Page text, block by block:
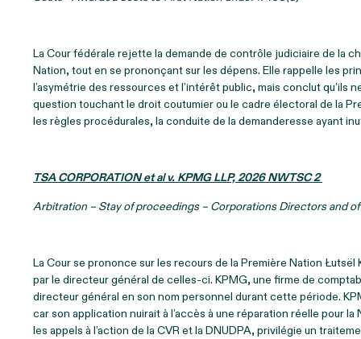
La Cour fédérale rejette la demande de contrôle judiciaire de la
Nation, tout en se prononçant sur les dépens. Elle rappelle les
l’asymétrie des ressources et l’intérêt public, mais conclut qu’ils
question touchant le droit coutumier ou le cadre électoral de la
les règles procédurales, la conduite de la demanderesse ayant
TSA CORPORATION et al v. KPMG LLP, 2026 NWTSC 2
Arbitration – Stay of proceedings – Corporations Directors and
La Cour se prononce sur les recours de la Première Nation
par le directeur général de celles-ci. KPMG, une firme de
directeur général en son nom personnel durant cette période.
car son application nuirait à l’accès à une réparation réelle pour
les appels à l’action de la CVR et la DNUDPA, privilégie un